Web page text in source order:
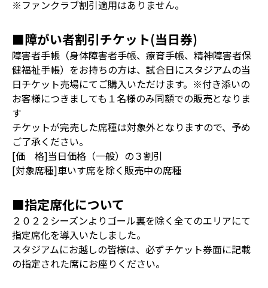
※ファンクラブ割引適用はありません。
■障がい者割引チケット(当日券)
障害者手帳（身体障害者手帳、療育手帳、精神障害者保
健福祉手帳）をお持ちの方は、試合日にスタジアムの当
日チケット売場にてご購入いただけます。※付き添いの
お客様につきましても１名様のみ同額での販売となりま
す
チケットが完売した席種は対象外となりますので、予め
ご了承ください。
[価 格]当日価格（一般）の３割引
[対象席種]車いす席を除く販売中の席種
■指定席化について
２０２２シーズンよりゴール裏を除く全てのエリアにて
指定席化を導入いたしました。
スタジアムにお越しの皆様は、必ずチケット券面に記載
の指定された席にお座りください。